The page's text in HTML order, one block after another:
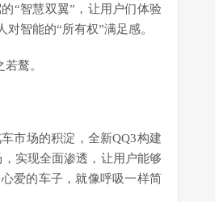
“智慧双翼”，让用户们体验
智能的“所有权”满足感。
鹜。
市场的积淀，全新QQ3构建
实现全面渗透，让用户能够
爱的车子，就像呼吸一样简